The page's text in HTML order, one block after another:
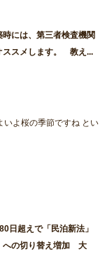
には、第三者検査機関
ススメします。 教え...
いよ桜の季節ですね とい
日超えで「民泊新法」
への切り替え増加 大